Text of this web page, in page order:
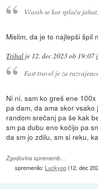
Včasih se kar splača
Mislim, da je to najlepši špil
Tribal je 12. dec 2023 ob 19:07
Fast travel je za
Ni ni, sam ko greš ene
pa dam, da ama skor
random srečanj pa še kak
sm pa dubu eno kočijo pa
da sm jo zdilu, sm si reku,
Zgodovina sprememb…
spremenilo: Luckyoo(12. dec